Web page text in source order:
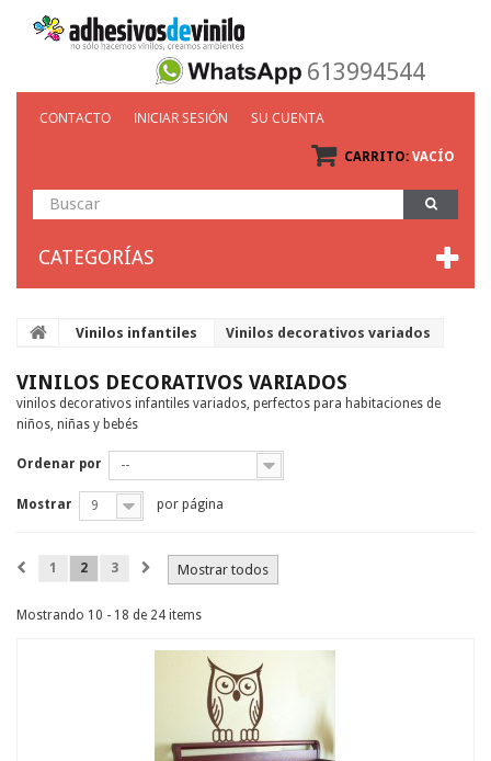
613994544
CONTACTO INICIAR SESIÓN SU CUENTA
CARRITO: VACÍO
CATEGORÍAS
Vinilos infantiles Vinilos decorativos variados
VINILOS DECORATIVOS VARIADOS
vinilos decorativos infantiles variados, perfectos para habitaciones de
niños, niñas y bebés
Ordenar por --
Mostrar 9 por página
Mostrar todos
1 2 3
Mostrando 10 - 18 de 24 items